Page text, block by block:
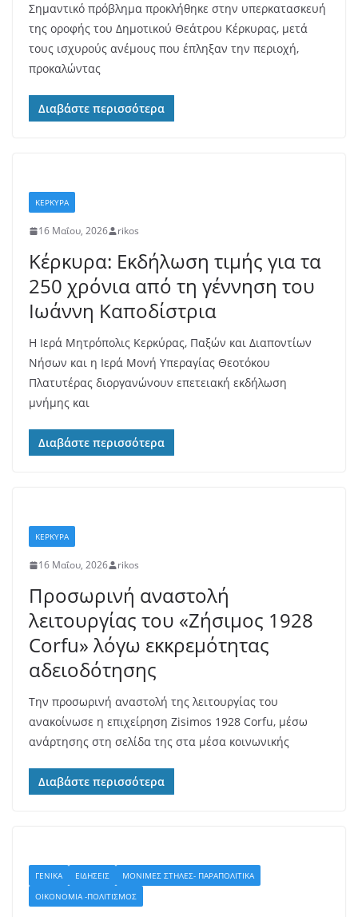
Σημαντικό πρόβλημα προκλήθηκε στην υπερκατασκευή
της οροφής του Δημοτικού Θεάτρου Κέρκυρας, μετά
τους ισχυρούς ανέμους που έπληξαν την περιοχή,
προκαλώντας
Διαβάστε περισσότερα
ΚΕΡΚΥΡΑ
16 Μαΐου, 2026 rikos
Κέρκυρα: Εκδήλωση τιμής για τα
250 χρόνια από τη γέννηση του
Ιωάννη Καποδίστρια
Η Ιερά Μητρόπολις Κερκύρας, Παξών και Διαποντίων
Νήσων και η Ιερά Μονή Υπεραγίας Θεοτόκου
Πλατυτέρας διοργανώνουν επετειακή εκδήλωση
μνήμης και
Διαβάστε περισσότερα
ΚΕΡΚΥΡΑ
16 Μαΐου, 2026 rikos
Προσωρινή αναστολή
λειτουργίας του «Ζήσιμος 1928
Corfu» λόγω εκκρεμότητας
αδειοδότησης
Την προσωρινή αναστολή της λειτουργίας του
ανακοίνωσε η επιχείρηση Zisimos 1928 Corfu, μέσω
ανάρτησης στη σελίδα της στα μέσα κοινωνικής
Διαβάστε περισσότερα
ΓΕΝΙΚΆ ΕΙΔΗΣΕΙΣ
ΜΟΝΙΜΕΣ ΣΤΗΛΕΣ- ΠΑΡΑΠΟΛΙΤΙΚΑ
ΟΙΚΟΝΟΜΙΑ -ΠΟΛΙΤΙΣΜΟΣ